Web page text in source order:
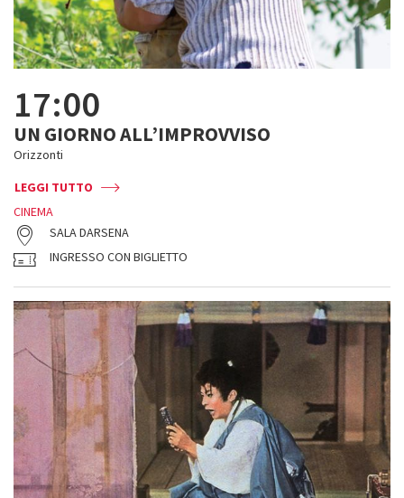
17:00
UN GIORNO ALL’IMPROVVISO
Orizzonti
LEGGI TUTTO
CINEMA
SALA DARSENA
INGRESSO CON BIGLIETTO